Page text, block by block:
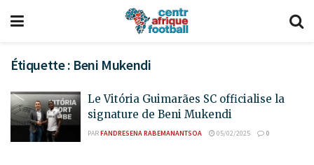
Étiquette : Beni Mukendi
Le Vitória Guimarães SC officialise la
signature de Beni Mukendi
PARFANDRESENA RABEMANANTSOA 05/02/2025 0